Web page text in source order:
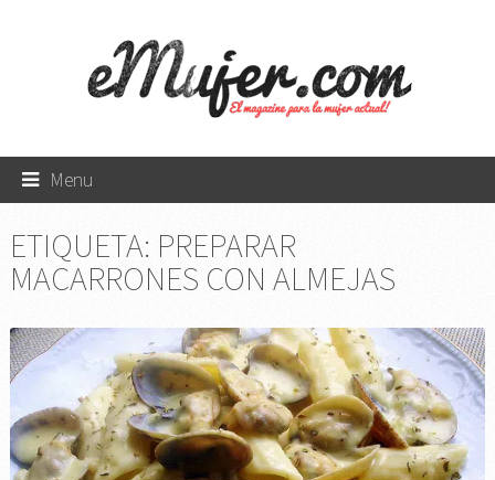
Menu
ETIQUETA: PREPARAR
MACARRONES CON ALMEJAS